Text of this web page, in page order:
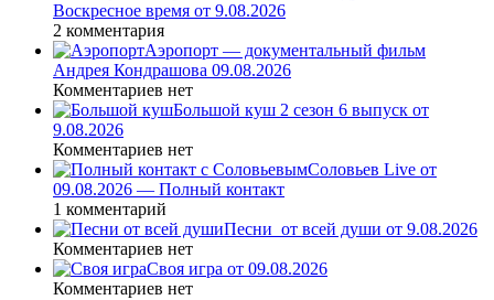
Воскресное время от 9.08.2026
2 комментария
Аэропорт — документальный фильм
Андрея Кондрашова 09.08.2026
Комментариев нет
Большой куш 2 сезон 6 выпуск от
9.08.2026
Комментариев нет
Соловьев Live от
09.08.2026 — Полный контакт
1 комментарий
Песни_от всей души от 9.08.2026
Комментариев нет
Своя игра от 09.08.2026
Комментариев нет